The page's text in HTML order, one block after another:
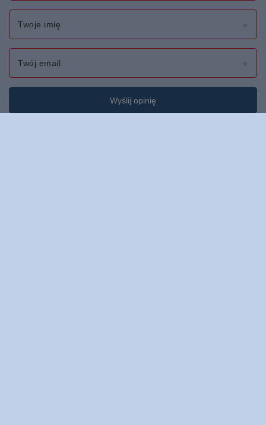
Twoje imię
Twój email
Wyślij opinię